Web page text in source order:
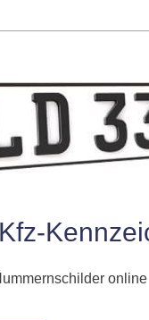
Kfz-
online